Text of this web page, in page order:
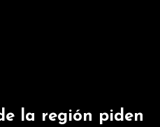
la región piden